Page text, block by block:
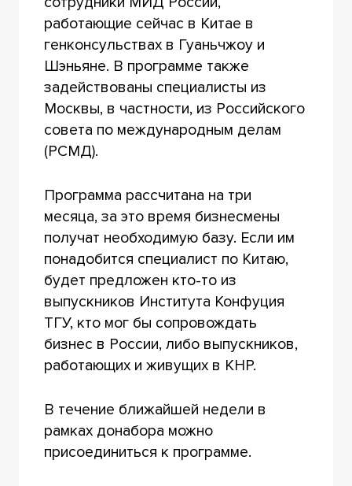
работающие сейчас в Китае в
генконсульствах в Гуаньчжоу и
Шэньяне. В программе также
задействованы специалисты из
Москвы, в частности, из Российского
совета по международным делам
(РСМД).
Программа рассчитана на три
месяца, за это время бизнесмены
получат необходимую базу. Если им
понадобится специалист по Китаю,
будет предложен кто-то из
выпускников Института Конфуция
ТГУ, кто мог бы сопровождать
бизнес в России, либо выпускников,
работающих и живущих в КНР.
В течение ближайшей недели в
рамках донабора можно
присоединиться к программе.